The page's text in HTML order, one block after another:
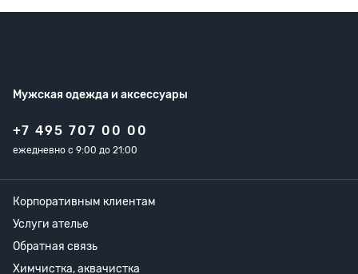
Мужская одежда и аксессуары
+7 495 707 00 00
ежедневно с 9:00 до 21:00
Корпоративным клиентам
Услуги ателье
Обратная связь
Химчистка, аквачистка